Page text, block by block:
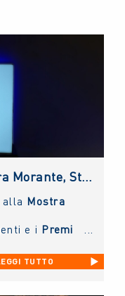
Mostra del Cinema: a Laura Morante, Stefania Rocca, Claudio Amendola e Sergio Rubini i Premi alla Carriera NUOVO IMAIE. Al Lido anche un riconoscimento ai giovani
Mostra
e i Premi
TUTTO